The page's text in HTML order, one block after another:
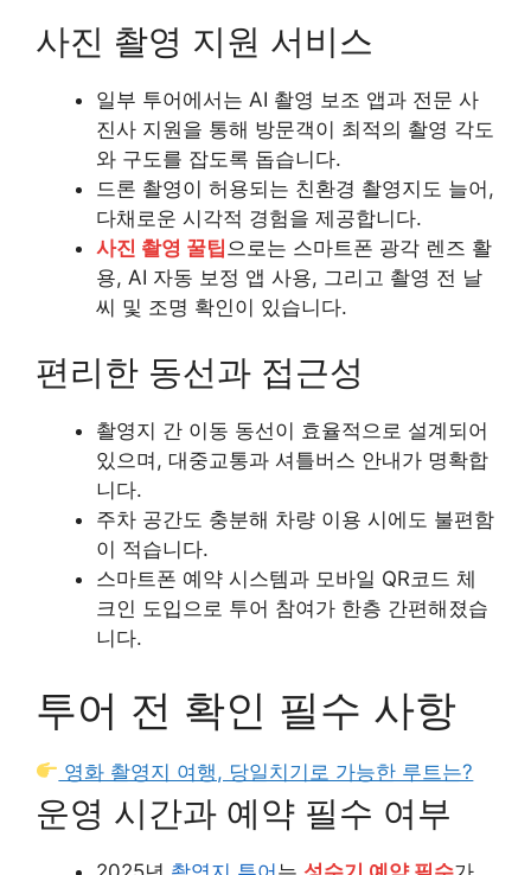
사진 촬영 지원 서비스
일부 투어에서는 AI 촬영 보조 앱과 전문 사
진사 지원을 통해 방문객이 최적의 촬영 각도
와 구도를 잡도록 돕습니다.
드론 촬영이 허용되는 친환경 촬영지도 늘어,
다채로운 시각적 경험을 제공합니다.
사진 촬영 꿀팁 으로는 스마트폰 광각 렌즈 활
용, AI 자동 보정 앱 사용, 그리고 촬영 전 날
씨 및 조명 확인이 있습니다.
편리한 동선과 접근성
촬영지 간 이동 동선이 효율적으로 설계되어
있으며, 대중교통과 셔틀버스 안내가 명확합
니다.
주차 공간도 충분해 차량 이용 시에도 불편함
이 적습니다.
스마트폰 예약 시스템과 모바일 QR코드 체
크인 도입으로 투어 참여가 한층 간편해졌습
니다.
투어 전 확인 필수 사항
영화 촬영지 여행, 당일치기로 가능한 루트는?
운영 시간과 예약 필수 여부